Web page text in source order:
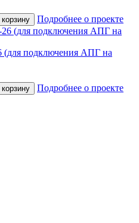
Подробнее о проекте
(для подключения АПГ на
Подробнее о проекте